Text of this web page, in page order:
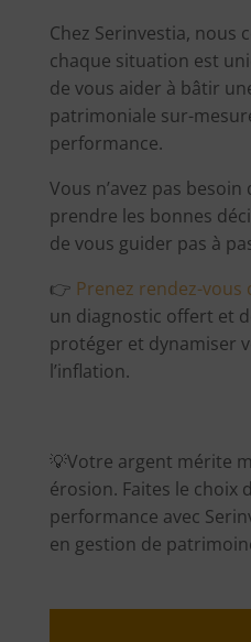
Chez Serinvestia, nous
chaque situation est
de vous aider à bâtir
patrimoniale sur-
performance.
Vous n’avez pas
prendre les bonnes
de vous guider pas à
👉 Prenez rendez-vous
un diagnostic offert et
protéger et dynamiser
l’inflation.
💡Votre argent mérite
érosion. Faites le choix
performance avec
en gestion de